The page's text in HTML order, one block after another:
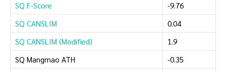
SQ F-Score
-9.76
SQ CANSLIM
0.04
SQ CANSLIM (Modified)
1.9
SQ Mangmao ATH
-0.35